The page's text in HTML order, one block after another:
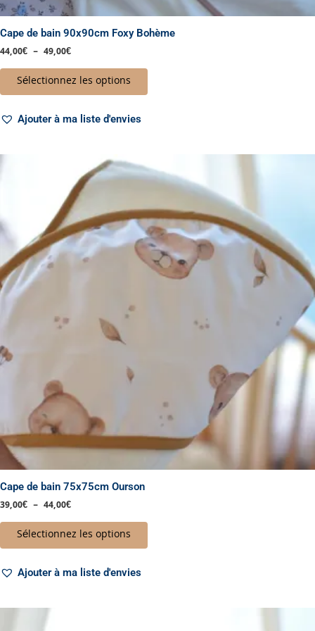
Cape de bain 90x90cm Foxy Bohème
44,00€ – 49,00€
Sélectionnez les options
Ajouter à ma liste d'envies
Cape de bain 75x75cm Ourson
39,00€ – 44,00€
prix :
39,00€
à
44,00€
Sélectionnez les options
produit
plusieurs
variations.
Les
options
peuvent
produit
Ajouter à ma liste d'envies